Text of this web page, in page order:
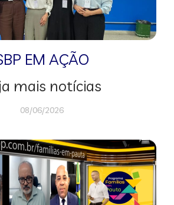
EM AÇÃO
mais notícias
08/06/2026